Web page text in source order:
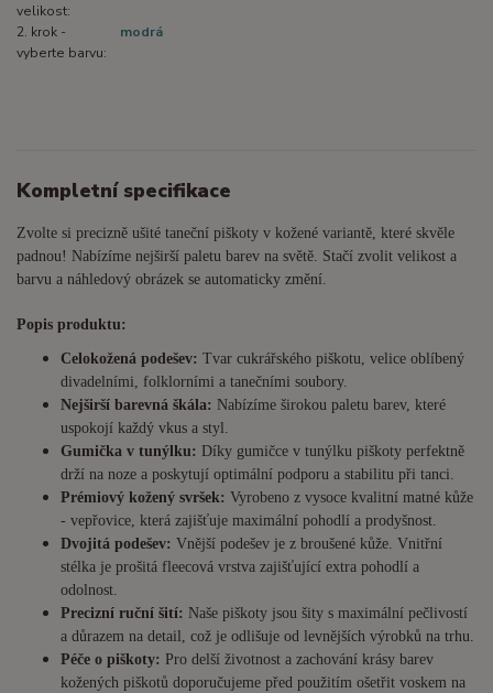
velikost:
2. krok -
vyberte barvu:
modrá
Kompletní specifikace
Zvolte si precizně ušité taneční piškoty v kožené variantě, které skvěle
padnou! Nabízíme nejširší paletu barev na světě. Stačí zvolit velikost a
barvu a náhledový obrázek se automaticky změní.
Popis produktu:
Celokožená podešev: Tvar cukrářského piškotu, velice oblíbený
divadelními, folklorními a tanečními soubory.
Nejširší barevná škála: Nabízíme širokou paletu barev, které
uspokojí každý vkus a styl.
Gumička v tunýlku: Díky gumičce v tunýlku piškoty perfektně
drží na noze a poskytují optimální podporu a stabilitu při tanci.
Prémiový kožený svršek: Vyrobeno z vysoce kvalitní matné kůže
- vepřovice, která zajišťuje maximální pohodlí a prodyšnost.
Dvojitá podešev: Vnější podešev je z broušené kůže. Vnitřní
stélka je prošitá fleecová vrstva zajišťující extra pohodlí a
odolnost.
Precizní ruční šití: Naše piškoty jsou šity s maximální pečlivostí
a důrazem na detail, což je odlišuje od levnějších výrobků na trhu.
Péče o piškoty: Pro delší životnost a zachování krásy barev
kožených piškotů doporučujeme před použitím ošetřit voskem na